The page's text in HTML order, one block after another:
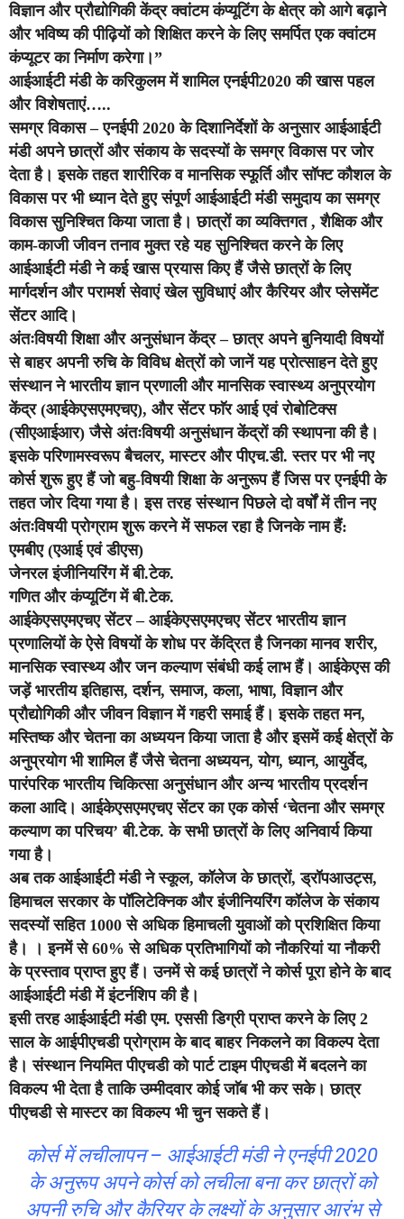
विज्ञान और प्रौद्योगिकी केंद्र क्वांटम कंप्यूटिंग के क्षेत्र को आगे बढ़ाने
और भविष्य की पीढ़ियों को शिक्षित करने के लिए समर्पित एक क्वांटम
कंप्यूटर का निर्माण करेगा।”
आईआईटी मंडी के करिकुलम में शामिल एनईपी2020 की खास पहल
और विशेषताएं…..
समग्र विकास – एनईपी 2020 के दिशानिर्देशों के अनुसार आईआईटी
मंडी अपने छात्रों और संकाय के सदस्यों के समग्र विकास पर जोर
देता है। इसके तहत शारीरिक व मानसिक स्फूर्ति और सॉफ्ट कौशल के
विकास पर भी ध्यान देते हुए संपूर्ण आईआईटी मंडी समुदाय का समग्र
विकास सुनिश्चित किया जाता है। छात्रों का व्यक्तिगत , शैक्षिक और
काम-काजी जीवन तनाव मुक्त रहे यह सुनिश्चित करने के लिए
आईआईटी मंडी ने कई खास प्रयास किए हैं जैसे छात्रों के लिए
मार्गदर्शन और परामर्श सेवाएं खेल सुविधाएं और कैरियर और प्लेसमेंट
सेंटर आदि।
अंतःविषयी शिक्षा और अनुसंधान केंद्र – छात्र अपने बुनियादी विषयों
से बाहर अपनी रुचि के विविध क्षेत्रों को जानें यह प्रोत्साहन देते हुए
संस्थान ने भारतीय ज्ञान प्रणाली और मानसिक स्वास्थ्य अनुप्रयोग
केंद्र (आईकेएसएमएचए), और सेंटर फाॅर आई एवं रोबोटिक्स
(सीएआईआर) जैसे अंतःविषयी अनुसंधान केंद्रों की स्थापना की है।
इसके परिणामस्वरूप बैचलर, मास्टर और पीएच.डी. स्तर पर भी नए
कोर्स शुरू हुए हैं जो बहु-विषयी शिक्षा के अनुरूप हैं जिस पर एनईपी के
तहत जोर दिया गया है। इस तरह संस्थान पिछले दो वर्षों में तीन नए
अंतःविषयी प्रोग्राम शुरू करने में सफल रहा है जिनके नाम हैं:
एमबीए (एआई एवं डीएस)
जेनरल इंजीनियरिंग में बी.टेक.
गणित और कंप्यूटिंग में बी.टेक.
आईकेएसएमएचए सेंटर – आईकेएसएमएचए सेंटर भारतीय ज्ञान
प्रणालियों के ऐसे विषयों के शोध पर केंद्रित है जिनका मानव शरीर,
मानसिक स्वास्थ्य और जन कल्याण संबंधी कई लाभ हैं। आईकेएस की
जड़ें भारतीय इतिहास, दर्शन, समाज, कला, भाषा, विज्ञान और
प्रौद्योगिकी और जीवन विज्ञान में गहरी समाई हैं। इसके तहत मन,
मस्तिष्क और चेतना का अध्ययन किया जाता है और इसमें कई क्षेत्रों के
अनुप्रयोग भी शामिल हैं जैसे चेतना अध्ययन, योग, ध्यान, आयुर्वेद,
पारंपरिक भारतीय चिकित्सा अनुसंधान और अन्य भारतीय प्रदर्शन
कला आदि। आईकेएसएमएचए सेंटर का एक कोर्स ‘चेतना और समग्र
कल्याण का परिचय’ बी.टेक. के सभी छात्रों के लिए अनिवार्य किया
गया है।
अब तक आईआईटी मंडी ने स्कूल, कॉलेज के छात्रों, ड्रॉपआउट्स,
हिमाचल सरकार के पॉलिटेक्निक और इंजीनियरिंग कॉलेज के संकाय
सदस्यों सहित 1000 से अधिक हिमाचली युवाओं को प्रशिक्षित किया
है। । इनमें से 60% से अधिक प्रतिभागियों को नौकरियां या नौकरी
के प्रस्ताव प्राप्त हुए हैं। उनमें से कई छात्रों ने कोर्स पूरा होने के बाद
आईआईटी मंडी में इंटर्नशिप की है।
इसी तरह आईआईटी मंडी एम. एससी डिग्री प्राप्त करने के लिए 2
साल के आईपीएचडी प्रोग्राम के बाद बाहर निकलने का विकल्प देता
है। संस्थान नियमित पीएचडी को पार्ट टाइम पीएचडी में बदलने का
विकल्प भी देता है ताकि उम्मीदवार कोई जाॅब भी कर सके। छात्र
पीएचडी से मास्टर का विकल्प भी चुन सकते हैं।
कोर्स में लचीलापन – आईआईटी मंडी ने एनईपी 2020
के अनुरूप अपने कोर्स को लचीला बना कर छात्रों को
अपनी रुचि और कैरियर के लक्ष्यों के अनुसार आरंभ से